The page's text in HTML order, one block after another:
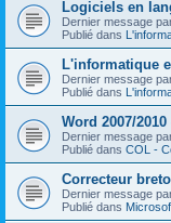
Logiciels en
Dernier message
Publié dans
L'informatique
Dernier message
Publié dans
Word 2007/
Dernier message
Publié dans COL -
Correcteur
Dernier message
Publié dans